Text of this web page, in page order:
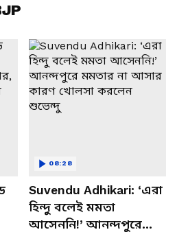
Suvendu Adhikari: ‘এরা
হিন্দু বলেই মমতা
আসেননি!’ আনন্দপুরে
08:28